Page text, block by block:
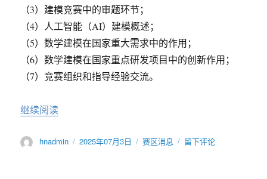
（3）建模竞赛中的审题环节；
（4）人工智能（AI）建模概述；
（5）数学建模在国家重大需求中的作用；
（6）数学建模在国家重点研发项目中的创新作用；
（7）竞赛组织和指导经验交流。
继续阅读“2025年粤闽湘鄂四省高校数学建模师资培训班暨
作
hnadmin
发
2025年07月3日
分
赛区消息
于
留下评论